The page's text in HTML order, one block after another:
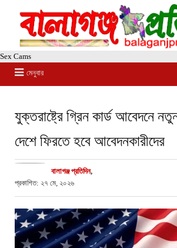
Sex Cams
মেনুবার
যুক্তরাষ্ট্রে গ্রিন কার্ড আবেদনে
দেশে ফিরতে হবে আবেদনকারীদের
বালাগঞ্জ প্রতিদিন,
প্রকাশিত: ২৭ মে, ২০২৬